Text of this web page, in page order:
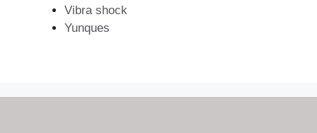
Vibra shock
Yunques